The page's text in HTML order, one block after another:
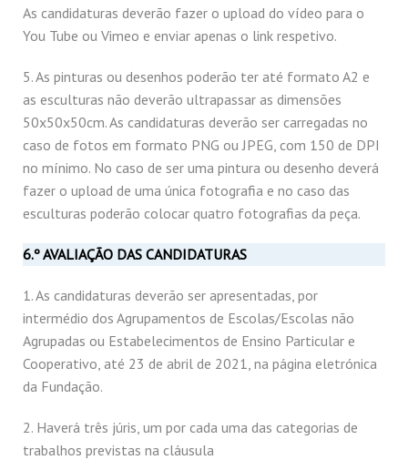
As candidaturas deverão fazer o upload do vídeo para o
You Tube ou Vimeo e enviar apenas o link respetivo.
5. As pinturas ou desenhos poderão ter até formato A2 e
as esculturas não deverão ultrapassar as dimensões
50x50x50cm. As candidaturas deverão ser carregadas no
caso de fotos em formato PNG ou JPEG, com 150 de DPI
no mínimo. No caso de ser uma pintura ou desenho deverá
fazer o upload de uma única fotografia e no caso das
esculturas poderão colocar quatro fotografias da peça.
6.º AVALIAÇÃO DAS CANDIDATURAS
1. As candidaturas deverão ser apresentadas, por
intermédio dos Agrupamentos de Escolas/Escolas não
Agrupadas ou Estabelecimentos de Ensino Particular e
Cooperativo, até 23 de abril de 2021, na página eletrónica
da Fundação.
2. Haverá três júris, um por cada uma das categorias de
trabalhos previstas na cláusula